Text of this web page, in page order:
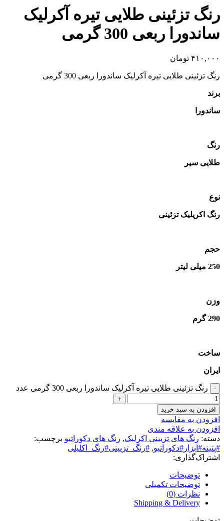
رنگ‌ تزئینی طلایی تیره آکرلیک
ساندورا ربعی 300 گرمی
۴۱۰,۰۰۰ تومان
رنگ‌ تزئینی طلایی تیره آکرلیک ساندورا ربعی 300 گرمی
برند
ساندورا
رنگ
طلایی سیر
نوع
رنگ اکریلیک تزئینی
حجم
250 میلی لیتر
وزن
290 گرم
ساخت
ایران
رنگ‌ تزئینی طلایی تیره آکرلیک ساندورا ربعی 300 گرمی عدد
افزودن به سبد خرید
افزودن به مقایسه
افزودن به علاقه مندی
دسته: رنگ های تزیینی اکرلیک, رنگ های دکوراتیو برچسب:
#پتینه#ابزار#دکوراتیو, #رنگ_تزیینی#رنگ_اکلیلی
اشتراک‌گذاری:
توضیحات
توضیحات تکمیلی
نظرات (0)
Shipping & Delivery